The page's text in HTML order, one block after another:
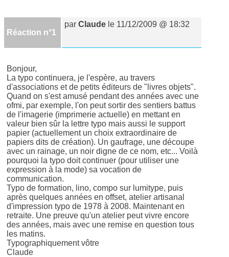
Réaction n°1
parClaude le 11/12/2009 @ 18:32
Bonjour,
La typo continuera, je l'espère, au travers
d'associations et de petits éditeurs de "livres objets".
Quand on s'est amusé pendant des années avec une
ofmi, par exemple, l'on peut sortir des sentiers battus
de l'imagerie (imprimerie actuelle) en mettant en
valeur bien sûr la lettre typo mais aussi le support
papier (actuellement un choix extraordinaire de
papiers dits de création). Un gaufrage, une découpe
avec un rainage, un noir digne de ce nom, etc... Voilà
pourquoi la typo doit continuer (pour utiliser une
expression à la mode) sa vocation de
communication.
Typo de formation, lino, compo sur lumitype, puis
après quelques années en offset, atelier artisanal
d'impression typo de 1978 à 2008. Maintenant en
retraite. Une preuve qu'un atelier peut vivre encore
des années, mais avec une remise en question tous
les matins.
Typographiquement vôtre
Claude